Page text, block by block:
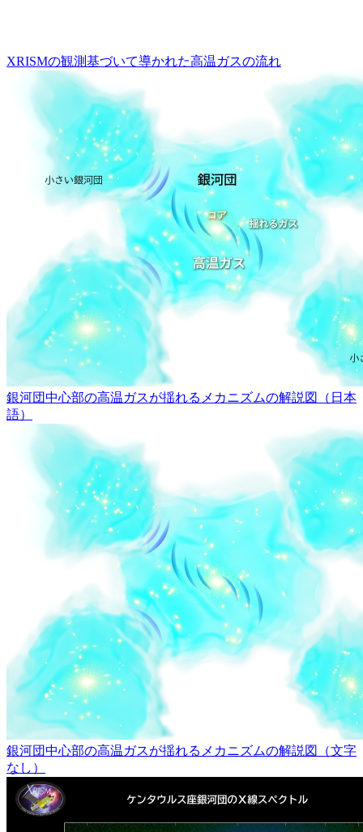
XRISMの観測基づいて導かれた高温ガスの流れ
銀河団中心部の高温ガスが揺れるメカニズムの解説図（日本
語）
銀河団中心部の高温ガスが揺れるメカニズムの解説図（文字
なし）